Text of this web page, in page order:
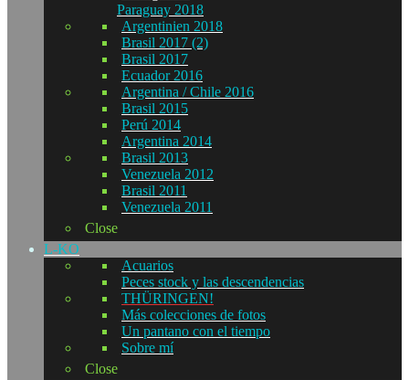
Paraguay 2018
Argentinien 2018
Brasil 2017 (2)
Brasil 2017
Ecuador 2016
Argentina / Chile 2016
Brasil 2015
Perú 2014
Argentina 2014
Brasil 2013
Venezuela 2012
Brasil 2011
Venezuela 2011
Close
L-KO
Acuarios
Peces stock y las descendencias
THÜRINGEN!
Más colecciones de fotos
Un pantano con el tiempo
Sobre mí
Close